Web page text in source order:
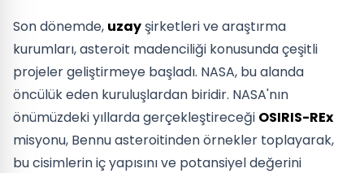
Son dönemde, uzay şirketleri ve araştırma
kurumları, asteroit madenciliği konusunda çeşitli
projeler geliştirmeye başladı. NASA, bu alanda
öncülük eden kuruluşlardan biridir. NASA'nın
önümüzdeki yıllarda gerçekleştireceği OSIRIS-REx
misyonu, Bennu asteroitinden örnekler toplayarak,
bu cisimlerin iç yapısını ve potansiyel değerini